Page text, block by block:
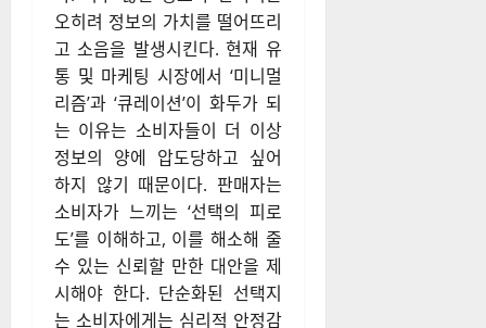
오히려 정보의 가치를 떨어뜨리
고 소음을 발생시킨다. 현재 유
통 및 마케팅 시장에서 ‘미니멀
리즘’과 ‘큐레이션’이 화두가 되
는 이유는 소비자들이 더 이상
정보의 양에 압도당하고 싶어
하지 않기 때문이다. 판매자는
소비자가 느끼는 ‘선택의 피로
도’를 이해하고, 이를 해소해 줄
수 있는 신뢰할 만한 대안을 제
시해야 한다. 단순화된 선택지
는 소비자에게는 심리적 안정감